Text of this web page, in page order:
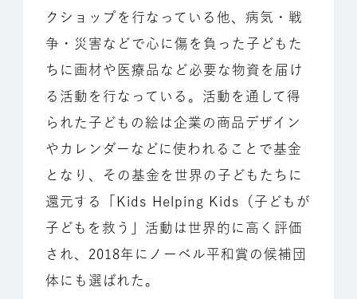
クショップを行なっている他、病気・戦
争・災害などで心に傷を負った子どもた
ちに画材や医療品など必要な物資を届け
る活動を行なっている。活動を通して得
られた子どもの絵は企業の商品デザイン
やカレンダーなどに使われることで基金
となり、その基金を世界の子どもたちに
還元する「Kids Helping Kids（子どもが
子どもを救う」活動は世界的に高く評価
され、2018年にノーベル平和賞の候補団
体にも選ばれた。